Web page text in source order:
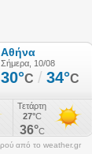
από το weather.gr